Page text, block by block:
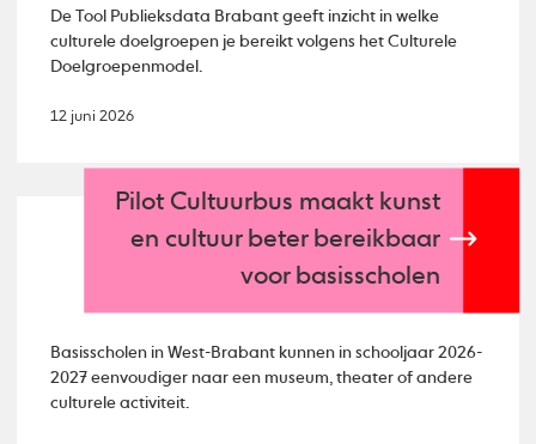
De Tool Publieksdata Brabant geeft inzicht in welke
culturele doelgroepen je bereikt volgens het Culturele
Doelgroepenmodel.
12 juni 2026
Pilot Cultuurbus maakt kunst
en cultuur beter bereikbaar
voor basisscholen
Basisscholen in West-Brabant kunnen in schooljaar 2026-
2027 eenvoudiger naar een museum, theater of andere
culturele activiteit.